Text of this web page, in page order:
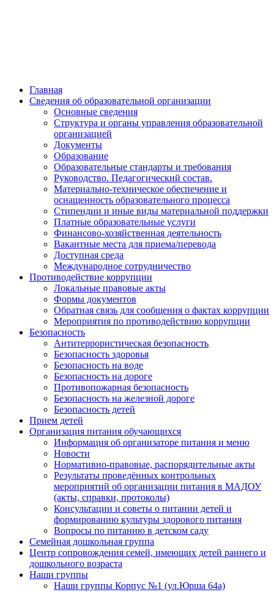
Главная
Сведения об образовательной организации
Основные сведения
Структура и органы управления образовательной
организацией
Документы
Образование
Образовательные стандарты и требования
Руководство. Педагогический состав.
Материально-техническое обеспечение и
оснащенность образовательного процесса
Стипендии и иные виды материальной поддержки
Платные образовательные услуги
Финансово-хозяйственная деятельность
Вакантные места для приема/перевода
Доступная среда
Международное сотрудничество
Противодействие коррупции
Локальные правовые акты
Формы документов
Обратная связь для сообщения о фактах коррупции
Мероприятия по противодействию коррупции
Безопасность
Антитеррористическая безопасность
Безопасность здоровья
Безопасность на воде
Безопасность на дороге
Противопожарная безопасность
Безопасность на железной дороге
Безопасность детей
Прием детей
Организация питания обучающихся
Информация об организаторе питания и меню
Новости
Нормативно-правовые, распорядительные акты
Результаты проведённых контрольных
мероприятий об организации питания в МАДОУ
(акты, справки, протоколы)
Консультации и советы о питании детей и
формированию культуры здорового питания
Вопросы по питанию в детском саду
Семейная дошкольная группа
Центр сопровождения семей, имеющих детей раннего и
дошкольного возраста
Наши группы
Наши группы Корпус №1 (ул.Юрша 64а)